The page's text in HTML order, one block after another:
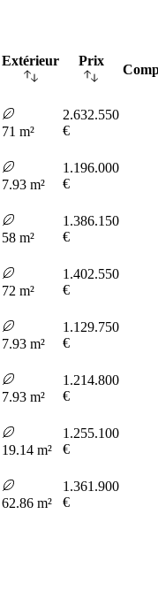
Extérieur Prix
71 m²
2.632.550
€
7.93 m²
1.196.000
€
58 m²
1.386.150
€
72 m²
1.402.550
€
7.93 m²
1.129.750
€
7.93 m²
1.214.800
€
19.14 m²
1.255.100
€
62.86 m²
1.361.900
€